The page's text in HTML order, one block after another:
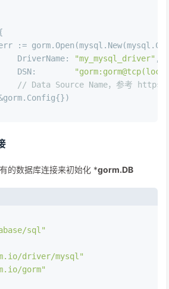
err :=
		DriverName:
"my_mysql_driver" ,
		DSN:
// Data Source Name，参考
的数据库连接来初始化 *gorm.DB
sql"
driver/mysql"
gorm"